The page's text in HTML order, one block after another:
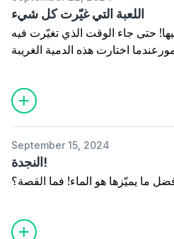
اللعبة التي غيّرت كل شيء
حتى جاء الوقت الذي تغيّرت فيه
September 15, 2024
النجدة!
ما يميّزها هو الماء! فما القصة؟